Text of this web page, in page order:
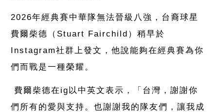
2026年經典賽中華隊無法晉級八強，台裔球星
費爾柴德（Stuart Fairchild）稍早於
Instagram社群上發文，他說能夠在經典賽為你
們而戰是一種榮耀。
費爾柴德在ig以中英文表示，「台灣，謝謝你
們所有的愛與支持。也謝謝我的隊友們，讓我成